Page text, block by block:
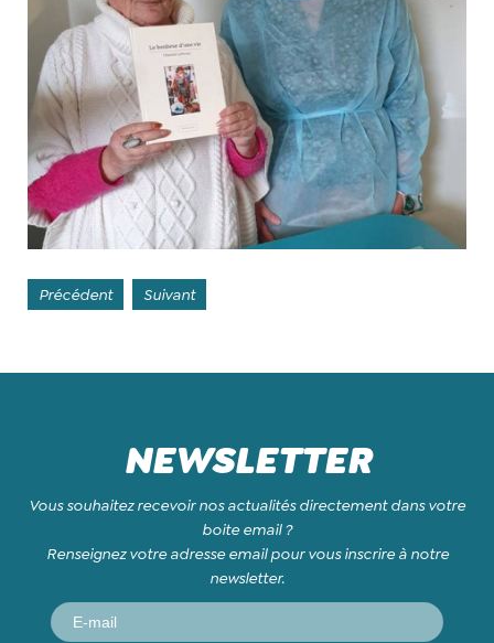
Précédent Suivant
NEWSLETTER
Vous souhaitez recevoir nos actualités directement dans votre
boite email ?
Renseignez votre adresse email pour vous inscrire à notre
newsletter.